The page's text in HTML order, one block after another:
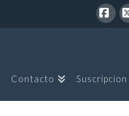
Contacto Suscripcion